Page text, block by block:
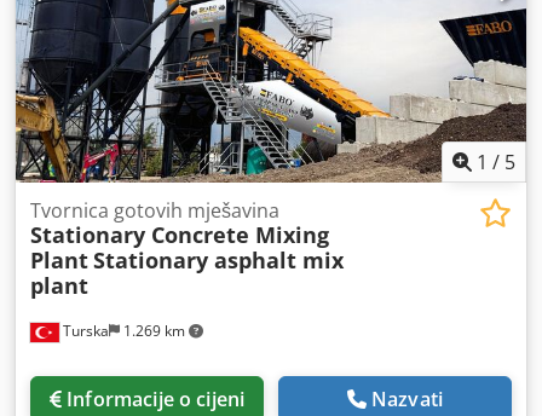
1 / 5
Turska 1.269 km
Tvornica gotovih mješavina
Stationary Concrete Mixing
PlantStationary asphalt mix
plant
Informacije o cijeni Nazvati